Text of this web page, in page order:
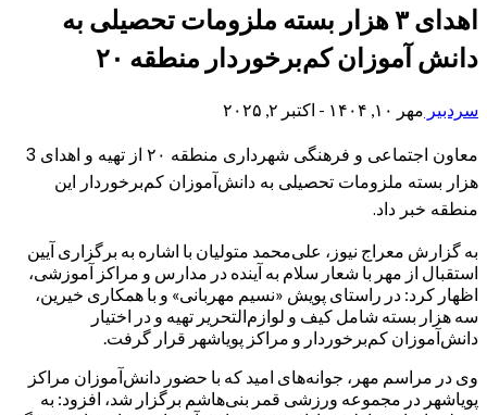
اهدای ۳ هزار بسته ملزومات تحصیلی به
دانش‌ آموزان کم‌برخوردار منطقه ۲۰
سردبیر مهر ۱۰, ۱۴۰۴ - اکتبر ۲, ۲۰۲۵
معاون اجتماعی و فرهنگی شهرداری منطقه ۲۰ از تهیه و اهدای 3
هزار بسته ملزومات تحصیلی به دانش‌آموزان کم‌برخوردار این
منطقه خبر داد.
به گزارش معراج نیوز، علی‌محمد متولیان با اشاره به برگزاری آیین
استقبال از مهر با شعار سلام به آینده در مدارس و مراکز آموزشی،
اظهار کرد: در راستای پویش «نسیم مهربانی» و با همکاری خیرین،
سه هزار بسته شامل کیف و لوازم‌التحریر تهیه و در اختیار
دانش‌آموزان کم‌برخوردار و مراکز پویاشهر قرار گرفت.
وی در مراسم مهر، جوانه‌های امید که با حضور دانش‌آموزان مراکز
پویاشهر در مجموعه ورزشی قمر بنی‌هاشم برگزار شد، افزود: به